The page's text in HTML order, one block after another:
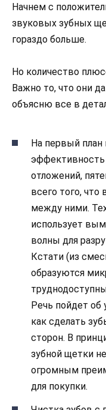
Начнем с
звуковых зубных
гораздо больше.
Но количество
Важно то, что они
объясню все в
На первый
эффективность
отложений,
всего того, что
между ними.
использует
волны для
Кстати (из
образуются
Речь пойдет об
как сделать
сторон. В
зубной щетки
огромным
для покупки.